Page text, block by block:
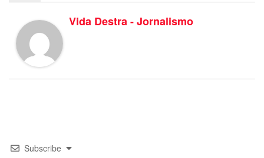
Vida Destra - Jornalismo
Subscribe